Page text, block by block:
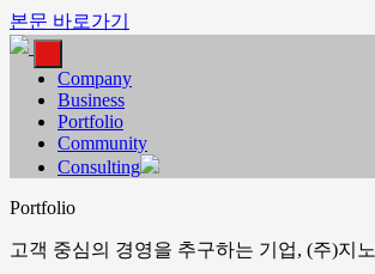
본문 바로가기
Company
Business
Portfolio
Community
Consulting
Portfolio
고객 중심의 경영을 추구하는 기업, (주)지노